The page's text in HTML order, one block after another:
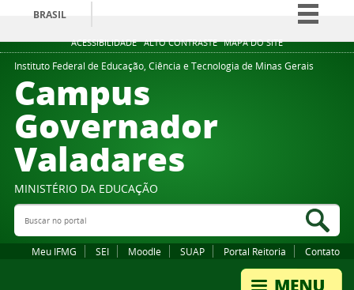
ACESSIBILIDADE ALTO CONTRASTE MAPA DO SITE
BRASIL
Simplifique!
Comunica BR
Instituto Federal de Educação, Ciência e Tecnologia de Minas Gerais
Campus
Governador
Valadares
MINISTÉRIO DA EDUCAÇÃO
Buscar no portal
Meu IFMG SEI Moodle SUAP Portal Reitoria Contato